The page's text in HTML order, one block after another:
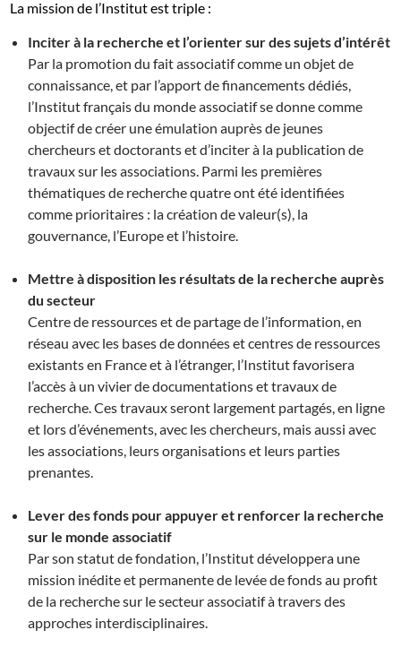
La mission de l’Institut est triple :
Inciter à la recherche et l’orienter sur des sujets d’intérêt
Par la promotion du fait associatif comme un objet de
connaissance, et par l’apport de financements dédiés,
l’Institut français du monde associatif se donne comme
objectif de créer une émulation auprès de jeunes
chercheurs et doctorants et d’inciter à la publication de
travaux sur les associations. Parmi les premières
thématiques de recherche quatre ont été identifiées
comme prioritaires : la création de valeur(s), la
gouvernance, l’Europe et l’histoire.
Mettre à disposition les résultats de la recherche auprès
du secteur
Centre de ressources et de partage de l’information, en
réseau avec les bases de données et centres de ressources
existants en France et à l’étranger, l’Institut favorisera
l’accès à un vivier de documentations et travaux de
recherche. Ces travaux seront largement partagés, en ligne
et lors d’événements, avec les chercheurs, mais aussi avec
les associations, leurs organisations et leurs parties
prenantes.
Lever des fonds pour appuyer et renforcer la recherche
sur le monde associatif
Par son statut de fondation, l’Institut développera une
mission inédite et permanente de levée de fonds au profit
de la recherche sur le secteur associatif à travers des
approches interdisciplinaires.